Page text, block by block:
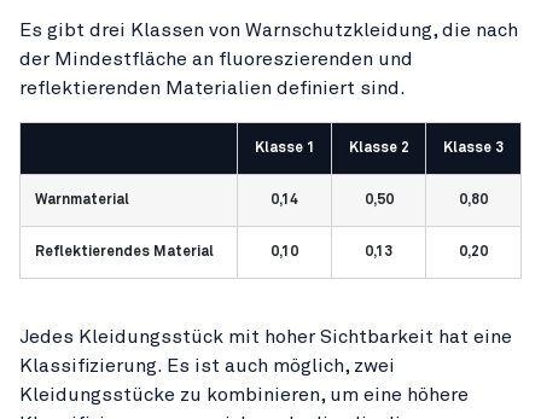
Es gibt drei Klassen von Warnschutzkleidung, die nach
der Mindestfläche an fluoreszierenden und
reflektierenden Materialien definiert sind.
Klasse 1 Klasse 2 Klasse 3
Warnmaterial 0,14 0,50 0,80
Reflektierendes Material 0,10 0,13 0,20
Jedes Kleidungsstück mit hoher Sichtbarkeit hat eine
Klassifizierung. Es ist auch möglich, zwei
Kleidungsstücke zu kombinieren, um eine höhere